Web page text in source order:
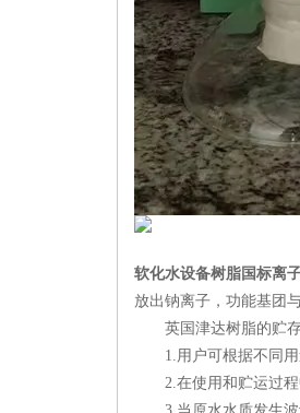
软化水设备树脂国标离
放出钠离子，功能基团
英国津达树脂的贮存
1.用户可根据不同用
2.在使用和贮运过程